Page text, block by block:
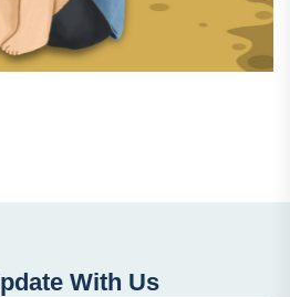
With Us